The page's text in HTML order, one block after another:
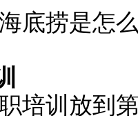
底捞是怎
训放到第